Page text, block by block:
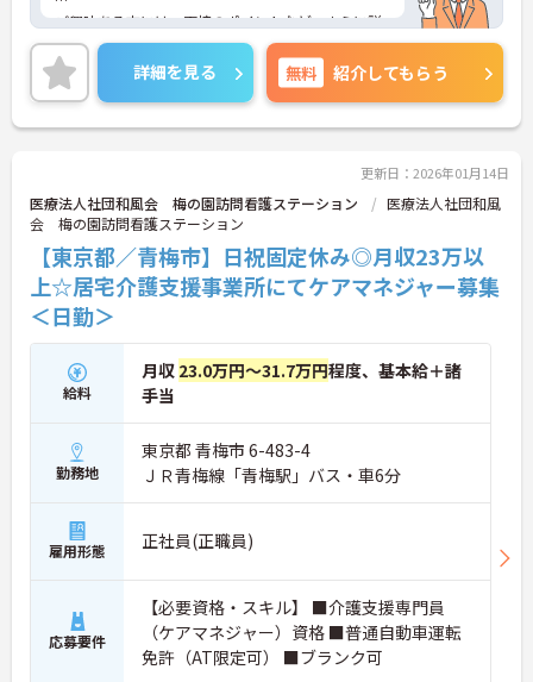
ご興味ある方には、面接のポイントなど、さらに詳
細をお話致しますのでお気軽にご相談ください。
詳細を見る 無料 紹介してもらう
更新日：2026年01月14日
医療法人社団和風会 梅の園訪問看護ステーション
医療法人社団和風
会 梅の園訪問看護ステーション
【東京都／青梅市】日祝固定休み◎月収23万以
上☆居宅介護支援事業所にてケアマネジャー募集
＜日勤＞
給料
月収 23.0万円～31.7万円程度、基本給＋諸
手当
勤務地
東京都 青梅市 6-483-4
ＪＲ青梅線「青梅駅」バス・車6分
雇用形態 正社員(正職員)
応募要件
【必要資格・スキル】 ■介護支援専門員
（ケアマネジャー）資格 ■普通自動車運転
免許（AT限定可） ■ブランク可